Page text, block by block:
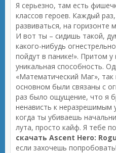
Я серьезно, там есть
классов героев. Каждый
развиваться, на
И вот ты – сидишь такой,
какого-нибудь
пойдут в панике!». Притом
уникальная способность.
«Математический Маг», так
основном были связаны с
раз было ощущение, что я
ненависть к неразрешимым
когда ты убиваешь
лута, просто кайф. Я тебе
скачать Ascent Hero:
если захочешь попробовать!